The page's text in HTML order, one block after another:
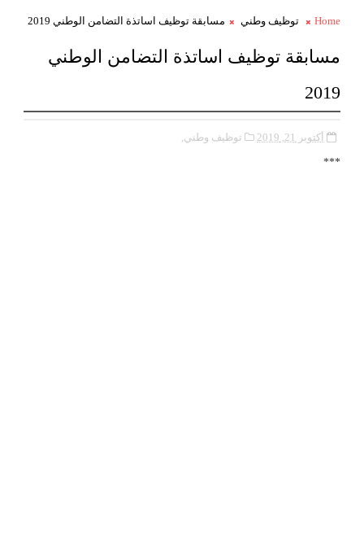
Home توظيف وطني مسابقة توظيف اساتذة التضامن الوطني 2019
مسابقة توظيف اساتذة التضامن الوطني
2019
أكتوبر 21, 2019 توظيف وطني,
***